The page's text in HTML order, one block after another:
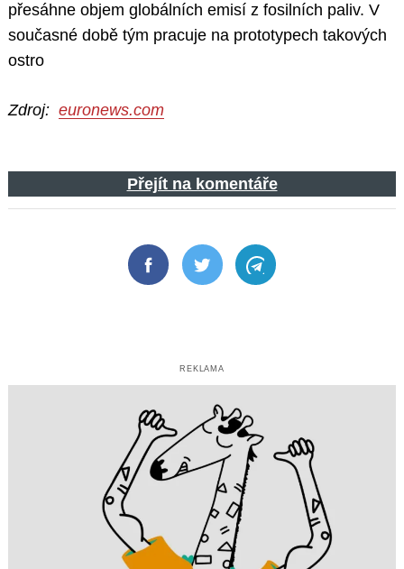
přesáhne objem globálních emisí z fosilních paliv. V
současné době tým pracuje na prototypech takových
ostro
Zdroj: euronews.com
Přejít na komentáře
FacebookTwitter Telegram
REKLAMA